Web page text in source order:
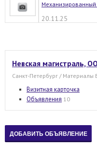
Механизированный
20.11.25
Невская магистраль,
Санкт-Петербург / Материалы
Визитная карточка
Объявления 10